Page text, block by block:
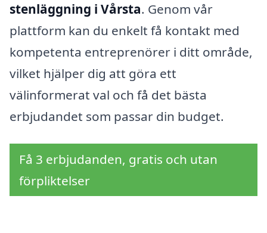
stenläggning i Vårsta. Genom vår
plattform kan du enkelt få kontakt med
kompetenta entreprenörer i ditt område,
vilket hjälper dig att göra ett
välinformerat val och få det bästa
erbjudandet som passar din budget.
Få 3 erbjudanden, gratis och utan
förpliktelser